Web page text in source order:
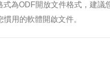
為ODF開放文件格式，建議
用的軟體開啟文件。